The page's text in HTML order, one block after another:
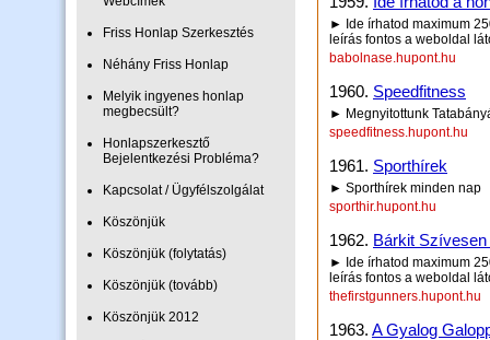
Friss Honlap Szerkesztés
Néhány Friss Honlap
Melyik ingyenes honlap
megbecsült?
Honlapszerkesztő
Bejelentkezési Probléma?
Kapcsolat / Ügyfélszolgálat
Köszönjük
Köszönjük (folytatás)
Köszönjük (tovább)
Köszönjük 2012
► Ide írhatod maximum
leírás fontos a weboldal
babolnase.hupont.hu
1960. Speedfitness
► Megnyitottunk
speedfitness.hupont.hu
1961. Sporthírek
► Sporthírek minden nap
sporthir.hupont.hu
1962. Bárkit
► Ide írhatod maximum
leírás fontos a weboldal
thefirstgunners.hupont.hu
1963. A Gyalog